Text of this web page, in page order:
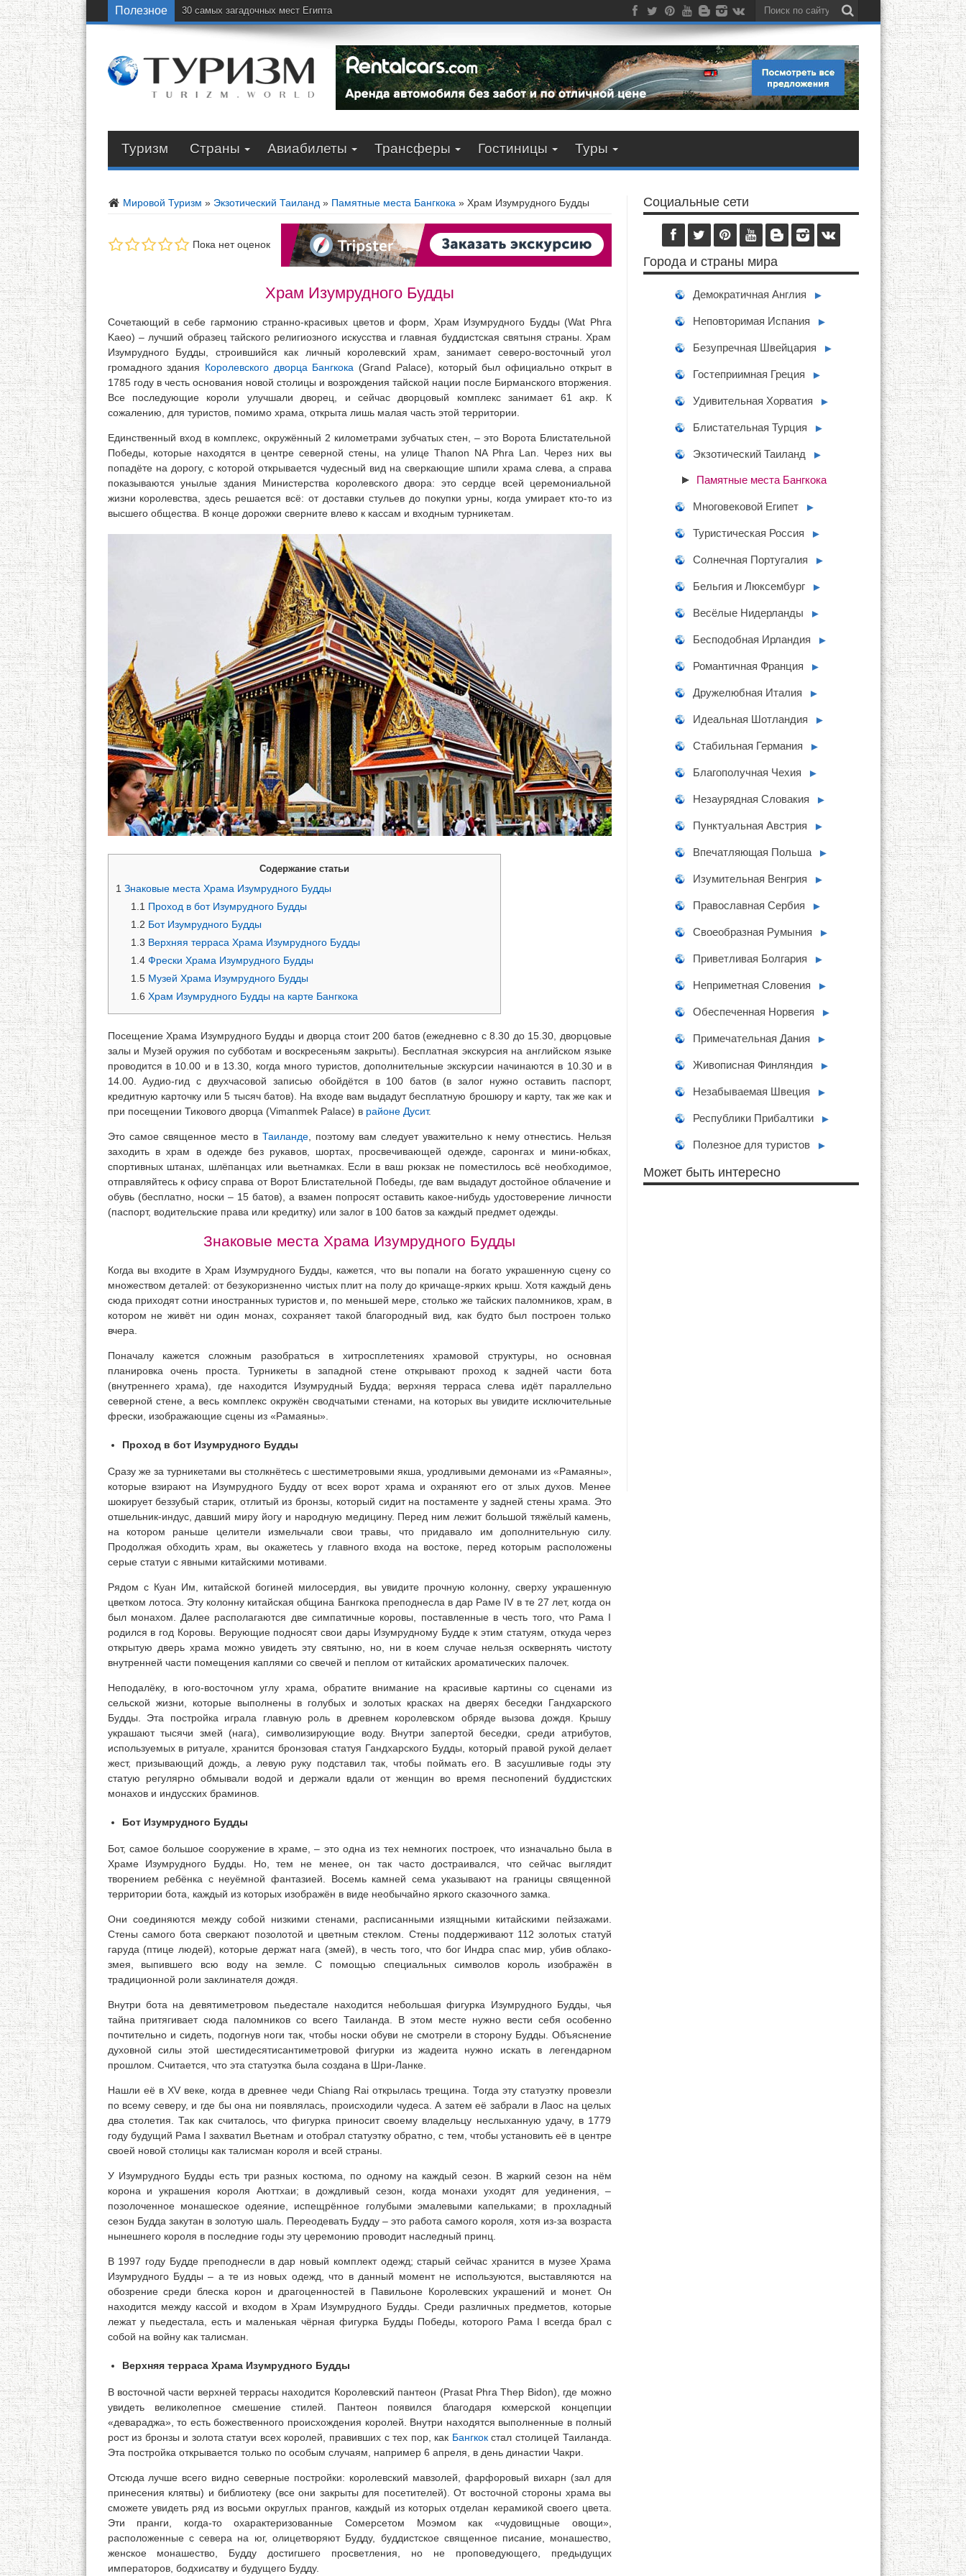
Полезное 30 самых загадочных мест Египта
Туризм Страны Авиабилеты Трансферы Гостиницы Туры
Мировой Туризм » Экзотический Таиланд » Памятные места Бангкока » Храм Изумрудного Будды
Пока нет оценок
Храм Изумрудного Будды
Сочетающий в себе гармонию странно-красивых цветов и форм, Храм Изумрудного Будды (Wat Phra
Kaeo) – лучший образец тайского религиозного искусства и главная буддистская святыня страны. Храм
Изумрудного Будды, строившийся как личный королевский храм, занимает северо-восточный угол
громадного здания Королевского дворца Бангкока (Grand Palace), который был официально открыт в
1785 году в честь основания новой столицы и возрождения тайской нации после Бирманского вторжения.
Все последующие короли улучшали дворец, и сейчас дворцовый комплекс занимает 61 акр. К
сожалению, для туристов, помимо храма, открыта лишь малая часть этой территории.
Единственный вход в комплекс, окружённый 2 километрами зубчатых стен, – это Ворота Блистательной
Победы, которые находятся в центре северной стены, на улице Thanon NA Phra Lan. Через них вы
попадёте на дорогу, с которой открывается чудесный вид на сверкающие шпили храма слева, а справа
показываются унылые здания Министерства королевского двора: это сердце всей церемониальной
жизни королевства, здесь решается всё: от доставки стульев до покупки урны, когда умирает кто-то из
высшего общества. В конце дорожки сверните влево к кассам и входным турникетам.
Содержание статьи
1 Знаковые места Храма Изумрудного Будды
1.1 Проход в бот Изумрудного Будды
1.2 Бот Изумрудного Будды
1.3 Верхняя терраса Храма Изумрудного Будды
1.4Фрески Храма Изумрудного Будды
1.5Музей Храма Изумрудного Будды
1.6 Храм Изумрудного Будды на карте Бангкока
Посещение Храма Изумрудного Будды и дворца стоит 200 батов (ежедневно с 8.30 до 15.30, дворцовые
залы и Музей оружия по субботам и воскресеньям закрыты). Бесплатная экскурсия на английском языке
проводится в 10.00 и в 13.30, когда много туристов, дополнительные экскурсии начинаются в 10.30 и в
14.00. Аудио-гид с двухчасовой записью обойдётся в 100 батов (в залог нужно оставить паспорт,
кредитную карточку или 5 тысяч батов). На входе вам выдадут бесплатную брошюру и карту, так же как и
при посещении Тикового дворца (Vimanmek Palace) в районе Дусит.
Это самое священное место в Таиланде, поэтому вам следует уважительно к нему отнестись. Нельзя
заходить в храм в одежде без рукавов, шортах, просвечивающей одежде, саронгах и мини-юбках,
спортивных штанах, шлёпанцах или вьетнамках. Если в ваш рюкзак не поместилось всё необходимое,
отправляйтесь к офису справа от Ворот Блистательной Победы, где вам выдадут достойное облачение и
обувь (бесплатно, носки – 15 батов), а взамен попросят оставить какое-нибудь удостоверение личности
(паспорт, водительские права или кредитку) или залог в 100 батов за каждый предмет одежды.
Знаковые места Храма Изумрудного Будды
Когда вы входите в Храм Изумрудного Будды, кажется, что вы попали на богато украшенную сцену со
множеством деталей: от безукоризненно чистых плит на полу до кричаще-ярких крыш. Хотя каждый день
сюда приходят сотни иностранных туристов и, по меньшей мере, столько же тайских паломников, храм, в
котором не живёт ни один монах, сохраняет такой благородный вид, как будто был построен только
вчера.
Поначалу кажется сложным разобраться в хитросплетениях храмовой структуры, но основная
планировка очень проста. Турникеты в западной стене открывают проход к задней части бота
(внутреннего храма), где находится Изумрудный Будда; верхняя терраса слева идёт параллельно
северной стене, а весь комплекс окружён сводчатыми стенами, на которых вы увидите исключительные
фрески, изображающие сцены из «Рамаяны».
Проход в бот Изумрудного Будды
Сразу же за турникетами вы столкнётесь с шестиметровыми якша, уродливыми демонами из «Рамаяны»,
которые взирают на Изумрудного Будду от всех ворот храма и охраняют его от злых духов. Менее
шокирует беззубый старик, отлитый из бронзы, который сидит на постаменте у задней стены храма. Это
отшельник-индус, давший миру йогу и народную медицину. Перед ним лежит большой тяжёлый камень,
на котором раньше целители измельчали свои травы, что придавало им дополнительную силу.
Продолжая обходить храм, вы окажетесь у главного входа на востоке, перед которым расположены
серые статуи с явными китайскими мотивами.
Рядом с Куан Им, китайской богиней милосердия, вы увидите прочную колонну, сверху украшенную
цветком лотоса. Эту колонну китайская община Бангкока преподнесла в дар Раме IV в те 27 лет, когда он
был монахом. Далее располагаются две симпатичные коровы, поставленные в честь того, что Рама I
родился в год Коровы. Верующие подносят свои дары Изумрудному Будде к этим статуям, откуда через
открытую дверь храма можно увидеть эту святыню, но, ни в коем случае нельзя осквернять чистоту
внутренней части помещения каплями со свечей и пеплом от китайских ароматических палочек.
Неподалёку, в юго-восточном углу храма, обратите внимание на красивые картины со сценами из
сельской жизни, которые выполнены в голубых и золотых красках на дверях беседки Гандхарского
Будды. Эта постройка играла главную роль в древнем королевском обряде вызова дождя. Крышу
украшают тысячи змей (нага), символизирующие воду. Внутри запертой беседки, среди атрибутов,
используемых в ритуале, хранится бронзовая статуя Гандхарского Будды, который правой рукой делает
жест, призывающий дождь, а левую руку подставил так, чтобы поймать его. В засушливые годы эту
статую регулярно обмывали водой и держали вдали от женщин во время песнопений буддистских
монахов и индусских браминов.
Бот Изумрудного Будды
Бот, самое большое сооружение в храме, – это одна из тех немногих построек, что изначально была в
Храме Изумрудного Будды. Но, тем не менее, он так часто достраивался, что сейчас выглядит
творением ребёнка с неуёмной фантазией. Восемь камней сема указывают на границы священной
территории бота, каждый из которых изображён в виде необычайно яркого сказочного замка.
Они соединяются между собой низкими стенами, расписанными изящными китайскими пейзажами.
Стены самого бота сверкают позолотой и цветным стеклом. Стены поддерживают 112 золотых статуй
гаруда (птице людей), которые держат нага (змей), в честь того, что бог Индра спас мир, убив облако-
змея, выпившего всю воду на земле. С помощью специальных символов король изображён в
традиционной роли заклинателя дождя.
Внутри бота на девятиметровом пьедестале находится небольшая фигурка Изумрудного Будды, чья
тайна притягивает сюда паломников со всего Таиланда. В этом месте нужно вести себя особенно
почтительно и сидеть, подогнув ноги так, чтобы носки обуви не смотрели в сторону Будды. Объяснение
духовной силы этой шестидесятисантиметровой фигурки из жадеита нужно искать в легендарном
прошлом. Считается, что эта статуэтка была создана в Шри-Ланке.
Нашли её в XV веке, когда в древнее чеди Chiang Rai открылась трещина. Тогда эту статуэтку провезли
по всему северу, и где бы она ни появлялась, происходили чудеса. А затем её забрали в Лаос на целых
два столетия. Так как считалось, что фигурка приносит своему владельцу неслыханную удачу, в 1779
году будущий Рама I захватил Вьетнам и отобрал статуэтку обратно, с тем, чтобы установить её в центре
своей новой столицы как талисман короля и всей страны.
У Изумрудного Будды есть три разных костюма, по одному на каждый сезон. В жаркий сезон на нём
корона и украшения короля Аюттхаи; в дождливый сезон, когда монахи уходят для уединения, –
позолоченное монашеское одеяние, испещрённое голубыми эмалевыми капельками; в прохладный
сезон Будда закутан в золотую шаль. Переодевать Будду – это работа самого короля, хотя из-за возраста
нынешнего короля в последние годы эту церемонию проводит наследный принц.
В 1997 году Будде преподнесли в дар новый комплект одежд; старый сейчас хранится в музее Храма
Изумрудного Будды – а те из новых одежд, что в данный момент не используются, выставляются на
обозрение среди блеска корон и драгоценностей в Павильоне Королевских украшений и монет. Он
находится между кассой и входом в Храм Изумрудного Будды. Среди различных предметов, которые
лежат у пьедестала, есть и маленькая чёрная фигурка Будды Победы, которого Рама I всегда брал с
собой на войну как талисман.
Верхняя терраса Храма Изумрудного Будды
В восточной части верхней террасы находится Королевский пантеон (Prasat Phra Thep Bidon), где можно
увидеть великолепное смешение стилей. Пантеон появился благодаря кхмерской концепции
«девараджа», то есть божественного происхождения королей. Внутри находятся выполненные в полный
рост из бронзы и золота статуи всех королей, правивших с тех пор, как Бангкокстал столицей Таиланда.
Эта постройка открывается только по особым случаям, например 6 апреля, в день династии Чакри.
Отсюда лучше всего видно северные постройки: королевский мавзолей, фарфоровый вихарн (зал для
принесения клятвы) и библиотеку (все они закрыты для посетителей). От восточной стороны храма вы
сможете увидеть ряд из восьми округлых прангов, каждый из которых отделан керамикой своего цвета.
Эти пранги, когда-то охарактеризованные Сомерсетом Моэмом как «чудовищные овощи»,
расположенные с севера на юг, олицетворяют Будду, буддистское священное писание, монашество,
женское монашество, Будду достигшего просветления, но не проповедующего, предыдущих
императоров, бодхисатву и будущего Будду.
Социальные сети
Города и страны мира
Демократичная Англия ►
Неповторимая Испания ►
Безупречная Швейцария ►
Гостеприимная Греция ►
Удивительная Хорватия ►
Блистательная Турция ►
Экзотический Таиланд ►
Памятные места Бангкока
Многовековой Египет ►
Туристическая Россия ►
Солнечная Португалия ►
Бельгия и Люксембург ►
Весёлые Нидерланды ►
Бесподобная Ирландия ►
Романтичная Франция ►
Дружелюбная Италия ►
Идеальная Шотландия ►
Стабильная Германия ►
Благополучная Чехия ►
Незаурядная Словакия ►
Пунктуальная Австрия ►
Впечатляющая Польша ►
Изумительная Венгрия ►
Православная Сербия ►
Своеобразная Румыния ►
Приветливая Болгария ►
Неприметная Словения ►
Обеспеченная Норвегия ►
Примечательная Дания ►
Живописная Финляндия ►
Незабываемая Швеция ►
Республики Прибалтики ►
Полезное для туристов ►
Может быть интересно